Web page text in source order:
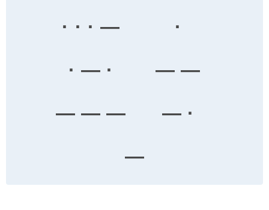
· · · —
·
· — ·
— —
— — —
— ·
—